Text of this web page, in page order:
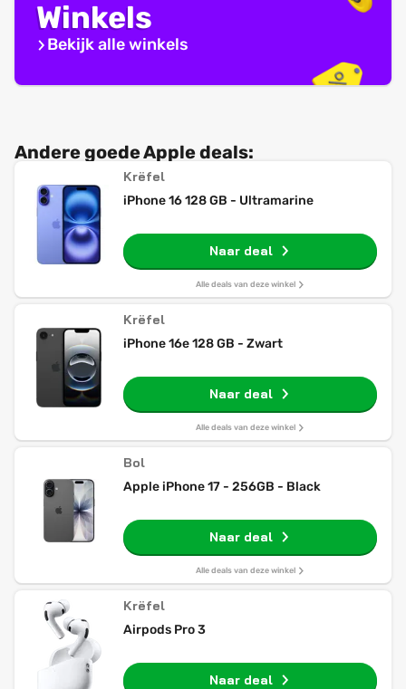
Winkels
Bekijk alle winkels
Andere goede Apple deals:
Krëfel
iPhone 16 128 GB - Ultramarine
Naar deal
Alle deals van deze winkel
Krëfel
iPhone 16e 128 GB - Zwart
Naar deal
Alle deals van deze winkel
Bol
Apple iPhone 17 - 256GB - Black
Naar deal
Alle deals van deze winkel
Krëfel
Airpods Pro 3
Naar deal